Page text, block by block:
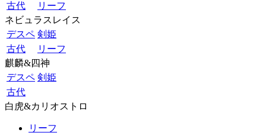
古代
リーフ
ネビュラスレイス
デスペ 剣姫
古代
リーフ
麒麟&四神
デスペ 剣姫
古代
白虎&カリオストロ
リーフ